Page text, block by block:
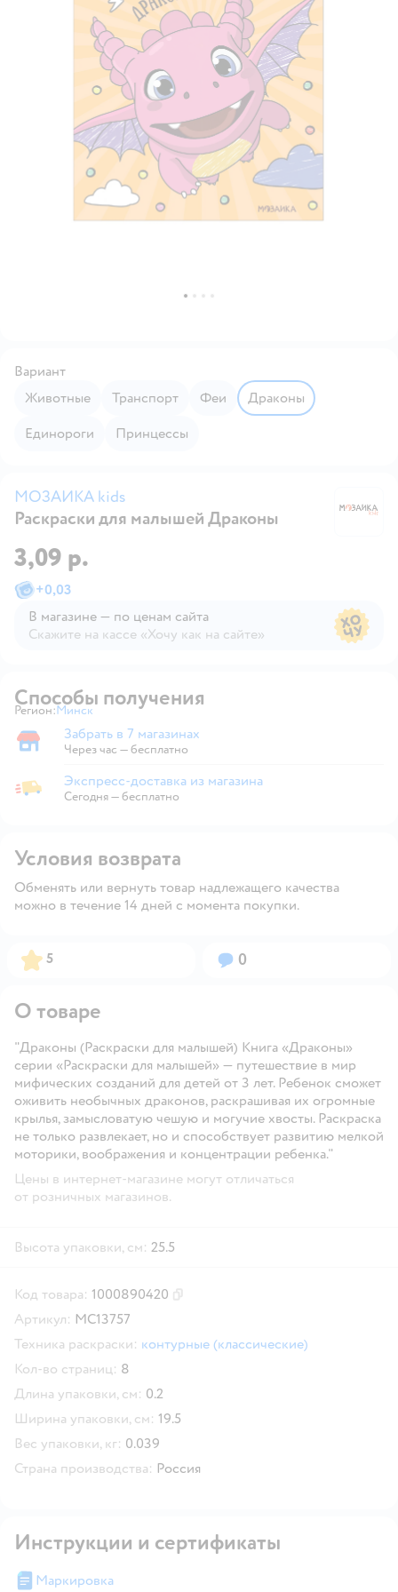
Вариант
Животные
Транспорт Феи
Драконы
Единороги
Принцессы
МОЗАИКА kids
Раскраски для малышей Драконы
3,09 р.
+0,03
В магазине — по ценам сайта
Скажите на кассе «Хочу как на сайте»
Способы получения
Регион: Выбор адреса доставки.
Минск
Забрать в магазине
Забрать в 7 магазинах
Через час — бесплатно
Экспресс-доставка из магазина
Экспресс-доставка из магазина
Сегодня—бесплатно
Условия возврата
Обменять или вернуть товар надлежащего качества
можно в течение 14 дней с момента покупки.
Рейтинг:
5 Вопросов:
0
О товаре
"Драконы (Раскраски для малышей) Книга «Драконы»
серии «Раскраски для малышей» — путешествие в мир
мифических созданий для детей от 3 лет. Ребенок сможет
оживить необычных драконов, раскрашивая их огромные
крылья, замысловатую чешую и могучие хвосты. Раскраска
не только развлекает, но и способствует развитию мелкой
моторики, воображения и концентрации ребенка."
Цены в интернет-магазине могут отличаться
от розничных магазинов.
Высота упаковки, см: 25.5
Код товара: 1000890420
Артикул: МС13757
Техника раскраски: контурные (классические)
Кол-во страниц: 8
Длина упаковки, см: 0.2
Ширина упаковки, см: 19.5
Вес упаковки, кг: 0.039
Страна производства: Россия
Инструкции и сертификаты
Маркировка